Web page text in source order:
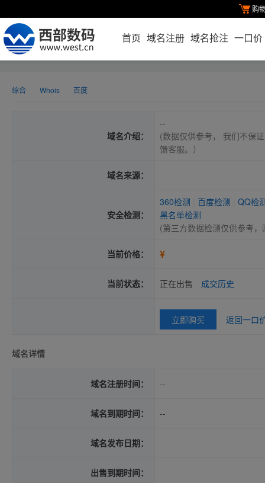
购
首页 域名注册 域名抢注 一口价
综合 Whois 百度
域名介绍：
--
(数据仅供参考， 我们不保
馈客服。）
域名来源：
安全检测：
360检测 百度检测
QQ检
黑名单检测
(第三方数据检测仅供参考
当前价格： ¥
当前状态： 正在出售 成交历史
立即购买 返回一口
域名详情
域名注册时间： --
域名到期时间： --
域名发布日期：
出售到期时间：